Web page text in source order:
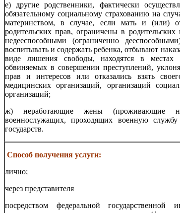
е) другие родственники, фактически
обязательному социальному страхованию на
материнством, в случае, если мать и (или)
родительских прав, ограничены в
недееспособными (ограниченно
воспитывать и содержать ребенка, отбывают
виде лишения свободы, находятся в местах
обвиняемых в совершении преступлений,
прав и интересов или отказались взять
медицинских организаций, организаций
организаций;
ж) неработающие жены (проживающие на
военнослужащих, проходящих военную
государств.
Способ получения услуги:
лично;
через представителя
посредством федеральной